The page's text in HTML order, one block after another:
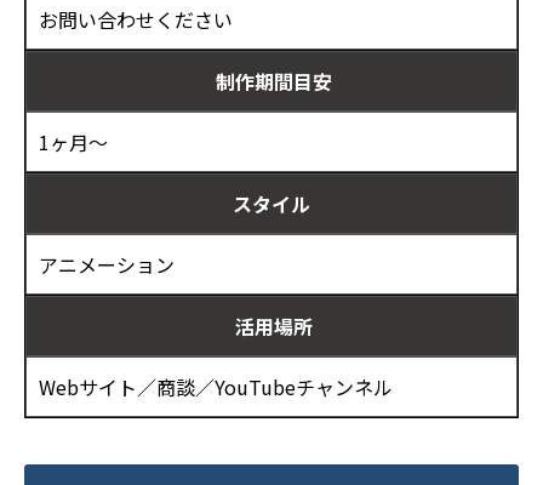
お問い合わせください
制作期間目安
1ヶ月～
スタイル
アニメーション
活用場所
Webサイト／商談／YouTubeチャンネル